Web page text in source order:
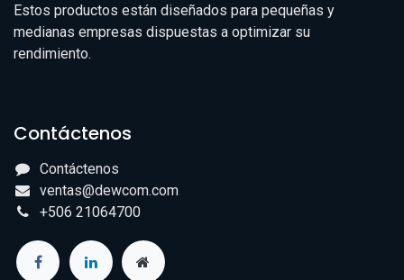
Estos productos están diseñados para pequeñas y
medianas empresas dispuestas a optimizar su
rendimiento.
Contáctenos
Contáctenos
ventas@dewcom.com
+506 21064700